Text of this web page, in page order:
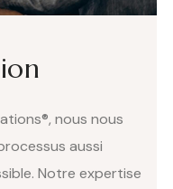
nous nous
aussi
Notre expertise